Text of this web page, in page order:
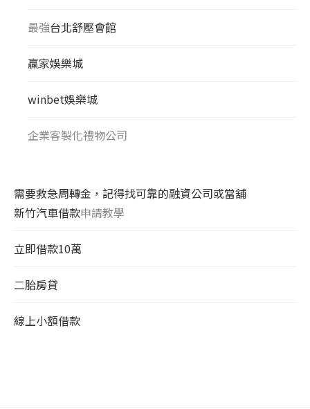
最強台北舒壓會館
贏家娛樂城
winbet娛樂城
企業客製化禮物公司
需要救急周轉金，記得找可靠的融資公司或當舖
新竹汽車借款申請教學
立即借款10萬
二胎房貸
線上小額借款